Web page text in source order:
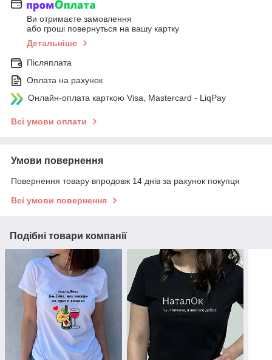
Ви отримаєте замовлення
або гроші повернуться на вашу картку
Детальніше
Післяплата
Оплата на рахунок
Онлайн-оплата карткою Visa, Mastercard - LiqPay
Всі умови оплати
Умови повернення
Повернення товару впродовж 14 днів за рахунок покупця
Всі умови повернення
Подібні товари компанії